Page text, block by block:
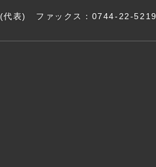
(代表) ファックス：0744-22-5219